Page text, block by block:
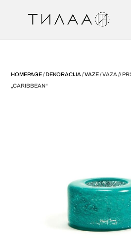
HOMEPAGE/DEKORACIJA /VAZE/ VAZA //
„CARIBBEAN“